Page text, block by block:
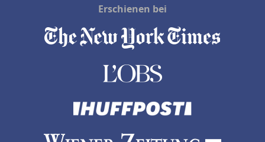
Erschienen bei